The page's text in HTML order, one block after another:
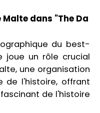
dans "The Da
du best-
joue un rôle crucial
une organisation
de l'histoire, offrant
de l'histoire